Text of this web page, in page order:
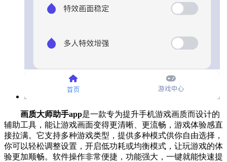
画质大师助手app是一款专为提升手机游戏画质而设计的
辅助工具，能让游戏画面变得更清晰、更流畅，游戏体验感直
接拉满。它支持多种游戏类型，提供多种模式供你自由选择，
你可以轻松调整设置，开启低功耗或均衡模式，让玩游戏的体
验更加顺畅。软件操作非常便捷，功能强大，一键就能快速提